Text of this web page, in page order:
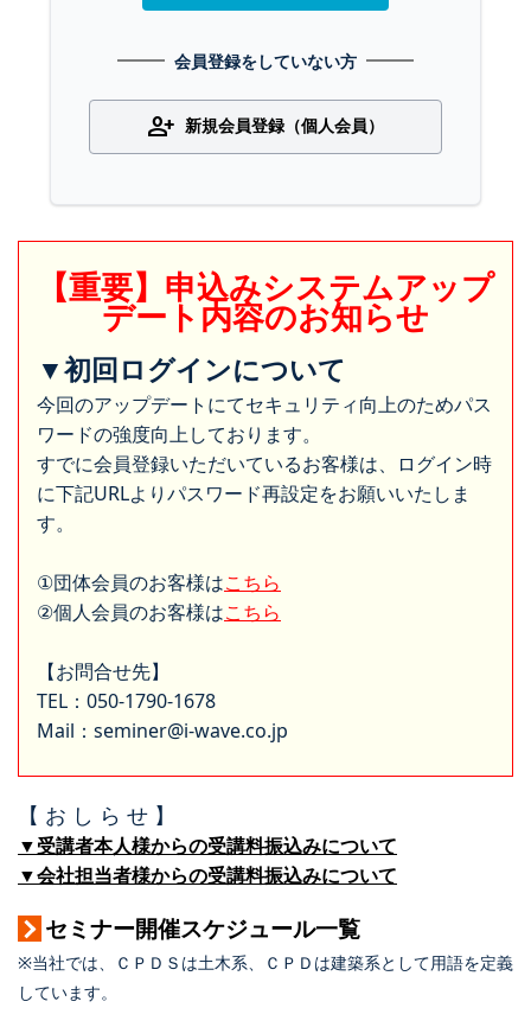
会員登録をしていない方
person_add 新規会員登録（個人会員）
【重要】申込みシステムアップ
デート内容のお知らせ
▼初回ログインについて
今回のアップデートにてセキュリティ向上のためパス
ワードの強度向上しております。
すでに会員登録いただいているお客様は、ログイン時
に下記URLよりパスワード再設定をお願いいたしま
す。
①団体会員のお客様はこちら
②個人会員のお客様はこちら
【お問合せ先】
TEL：050-1790-1678
Mail：seminer@i-wave.co.jp
【 お し ら せ 】
▼受講者本人様からの受講料振込みについて
▼会社担当者様からの受講料振込みについて
セミナー開催スケジュール一覧
※当社では、ＣＰＤＳは土木系、ＣＰＤは建築系として用語を定義
しています。